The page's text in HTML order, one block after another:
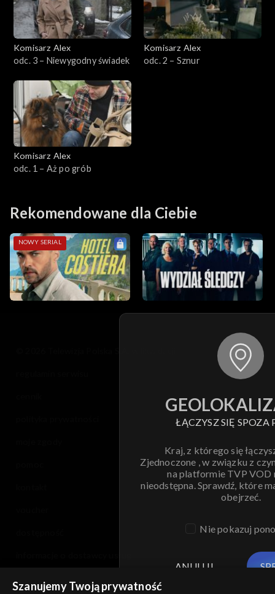
Sezon 6
Sezon 5
Sezon 3
Sezon 2
Sezon 1
Komisarz Alex
odc. 3 – Niewygodny świadek
Komisarz Alex
odc. 2 – Sznur
Komisarz Alex
odc. 1 – Aż po grób
Rekomendowane dla Ciebie
NOWY SERIAL
ŁĄCZYSZ SIĘ SPOZA
Kraj, z którego się
Zjednoczone , w związku z
na platformie TVP VOD
nieodstępna. Sprawdź, które
obejrzeć.
Nie pokazuj
ANULUJ
Szanujemy Twoją prywatność